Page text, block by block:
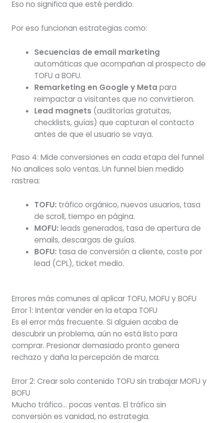
Eso no significa que esté perdido.
Por eso funcionan estrategias como:
Secuencias de email marketing
automáticas que acompañan al prospecto de
TOFU a BOFU.
Remarketing en Google y Meta para
reimpactar a visitantes que no convirtieron.
Lead magnets (auditorías gratuitas,
checklists, guías) que capturan el contacto
antes de que el usuario se vaya.
Paso 4: Mide conversiones en cada etapa del funnel
No analices solo ventas. Un funnel bien medido
rastrea:
TOFU: tráfico orgánico, nuevos usuarios, tasa
de scroll, tiempo en página.
MOFU: leads generados, tasa de apertura de
emails, descargas de guías.
BOFU: tasa de conversión a cliente, coste por
lead (CPL), ticket medio.
Errores más comunes al aplicar TOFU, MOFU y BOFU
Error 1: Intentar vender en la etapa TOFU
Es el error más frecuente. Si alguien acaba de
descubrir un problema, aún no está listo para
comprar. Presionar demasiado pronto genera
rechazo y daña la percepción de marca.
Error 2: Crear solo contenido TOFU sin trabajar MOFU y
BOFU
Mucho tráfico… pocas ventas. El tráfico sin
conversión es vanidad, no estrategia.